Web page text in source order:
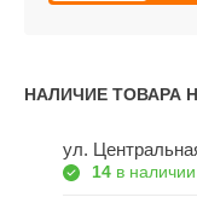
НАЛИЧИЕ ТОВАРА
ул.
14 в наличии